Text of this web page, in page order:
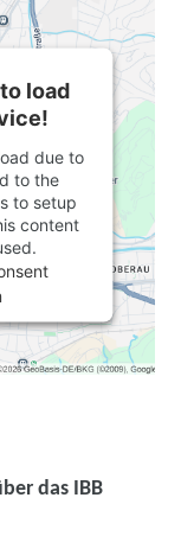
load
due to
to the
to setup
content
das IBB